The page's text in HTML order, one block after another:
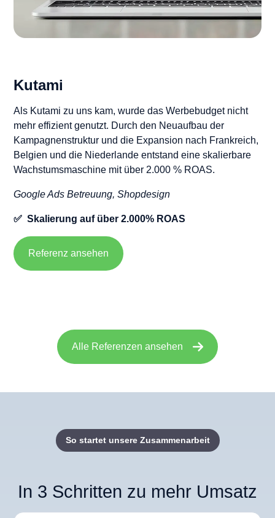
Kutami
Als Kutami zu uns kam, wurde das Werbebudget nicht
mehr effizient genutzt. Durch den Neuaufbau der
Kampagnenstruktur und die Expansion nach Frankreich,
Belgien und die Niederlande entstand eine skalierbare
Wachstumsmaschine mit über 2.000 % ROAS.
Google Ads Betreuung, Shopdesign
✅ Skalierung auf über 2.000% ROAS
Referenz ansehen
Alle Referenzen ansehen
So startet unsere Zusammenarbeit
In 3 Schritten zu mehr Umsatz